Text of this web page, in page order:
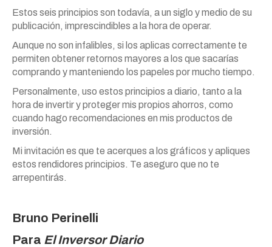
Estos seis principios son todavía, a un siglo y medio de su
publicación, imprescindibles a la hora de operar.
Aunque no son infalibles, si los aplicas correctamente te
permiten obtener retornos mayores a los que sacarías
comprando y manteniendo los papeles por mucho tiempo.
Personalmente, uso estos principios a diario, tanto a la
hora de invertir y proteger mis propios ahorros, como
cuando hago recomendaciones en mis productos de
inversión.
Mi invitación es que te acerques a los gráficos y apliques
estos rendidores principios. Te aseguro que no te
arrepentirás.
Bruno Perinelli
Para El Inversor Diario